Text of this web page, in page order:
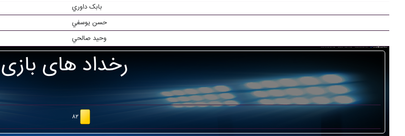
بابک داوري
حسن يوسفي
وحيد صالحي
رخداد های بازی
۸۲